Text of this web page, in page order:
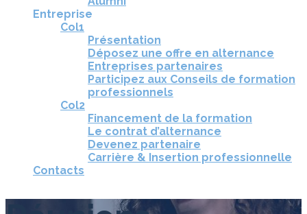
Entreprise
Col1
Présentation
Déposez une offre en alternance
Entreprises partenaires
Participez aux Conseils de formation
professionnels
Col2
Financement de la formation
Le contrat d’alternance
Devenez partenaire
Carrière & Insertion professionnelle
Contacts